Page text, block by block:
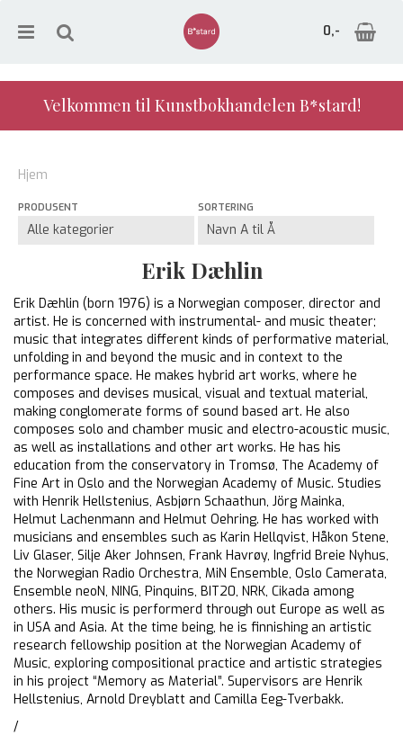
0,-
Velkommen til Kunstbokhandelen B*stard!
Hjem
PRODUSENT SORTERING
Erik Dæhlin
Erik Dæhlin (born 1976) is a Norwegian composer, director and
artist. He is concerned with instrumental- and music theater;
music that integrates different kinds of performative material,
unfolding in and beyond the music and in context to the
performance space. He makes hybrid art works, where he
composes and devises musical, visual and textual material,
making conglomerate forms of sound based art. He also
composes solo and chamber music and electro-acoustic music,
as well as installations and other art works. He has his
education from the conservatory in Tromsø, The Academy of
Fine Art in Oslo and the Norwegian Academy of Music. Studies
with Henrik Hellstenius, Asbjørn Schaathun, Jörg Mainka,
Helmut Lachenmann and Helmut Oehring. He has worked with
musicians and ensembles such as Karin Hellqvist, Håkon Stene,
Liv Glaser, Silje Aker Johnsen, Frank Havrøy, Ingfrid Breie Nyhus,
the Norwegian Radio Orchestra, MiN Ensemble, Oslo Camerata,
Ensemble neoN, NING, Pinquins, BIT20, NRK, Cikada among
others. His music is performerd through out Europe as well as
in USA and Asia. At the time being, he is finnishing an artistic
research fellowship position at the Norwegian Academy of
Music, exploring compositional practice and artistic strategies
in his project “Memory as Material”. Supervisors are Henrik
Hellstenius, Arnold Dreyblatt and Camilla Eeg-Tverbakk.
/